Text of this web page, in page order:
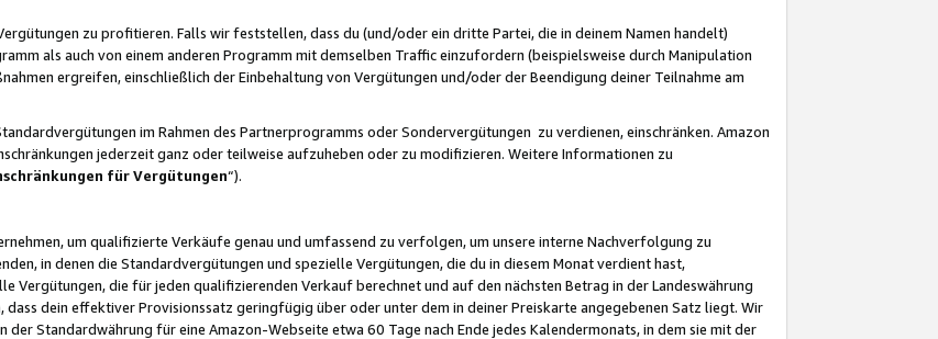
zu profitieren. Falls wir feststellen, dass du (und/oder ein dritte Partei, die in deinem Namen handelt)
als auch von einem anderen Programm mit demselben Traffic einzufordern (beispielsweise durch Manipulation
ergreifen, einschließlich der Einbehaltung von Vergütungen und/oder der Beendigung deiner Teilnahme am
im Rahmen des Partnerprogramms oder Sondervergütungen zu verdienen, einschränken. Amazon
jederzeit ganz oder teilweise aufzuheben oder zu modifizieren. Weitere Informationen zu
für Vergütungen“).
um qualifizierte Verkäufe genau und umfassend zu verfolgen, um unsere interne Nachverfolgung zu
in denen die Standardvergütungen und spezielle Vergütungen, die du in diesem Monat verdient hast,
Vergütungen, die für jeden qualifizierenden Verkauf berechnet und auf den nächsten Betrag in der Landeswährung
dass dein effektiver Provisionssatz geringfügig über oder unter dem in deiner Preiskarte angegebenen Satz liegt. Wir
Standardwährung für eine Amazon-Webseite etwa 60 Tage nach Ende jedes Kalendermonats, in dem sie mit der